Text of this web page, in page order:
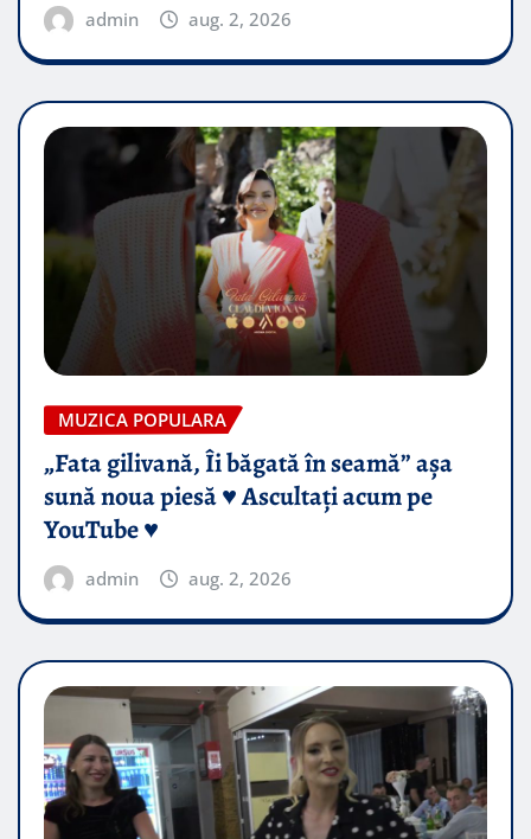
admin aug. 2, 2026
MUZICA POPULARA
„Fata gilivană, Îi băgată în seamă” așa
sună noua piesă ♥️ Ascultați acum pe
YouTube ♥️
admin aug. 2, 2026